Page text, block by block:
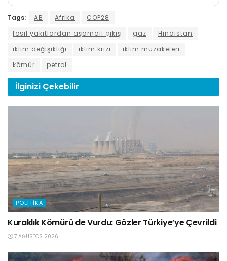
Tags: AB Afrika
COP28
fosil yakıtlardan aşamalı çıkış
gaz
Hindistan
iklim değişikliği
iklim krizi
iklim müzakeleri
kömür
petrol
İlginizi Çekebilir
POLITIKA
Kuraklık Kömürü de Vurdu: Gözler Türkiye’ye Çevrildi
7 AĞUSTOS 2026